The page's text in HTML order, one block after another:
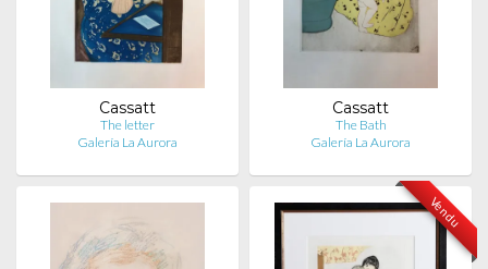
Cassatt
The letter
Galería La Aurora
Cassatt
The Bath
Galería La Aurora
Vendu